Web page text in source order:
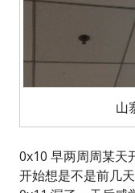
山
0x10 早两周周某天
开始想是不是前几